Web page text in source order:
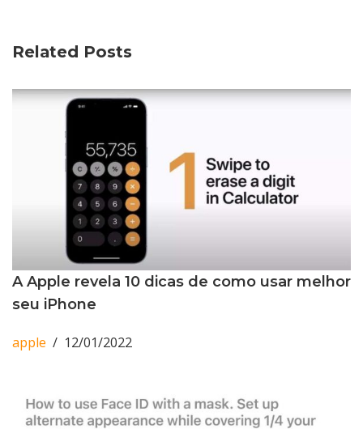
Related Posts
A Apple revela 10 dicas de como usar melhor
seu iPhone
apple 12/01/2022